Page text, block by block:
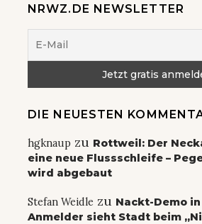
NRWZ.DE NEWSLETTER
DIE NEUESTEN
hgknaup zu Rottweil: Der
eine neue Flussschleife –
wird abgebaut
Stefan Weidle zu Nackt-Demo
Anmelder sieht Stadt beim